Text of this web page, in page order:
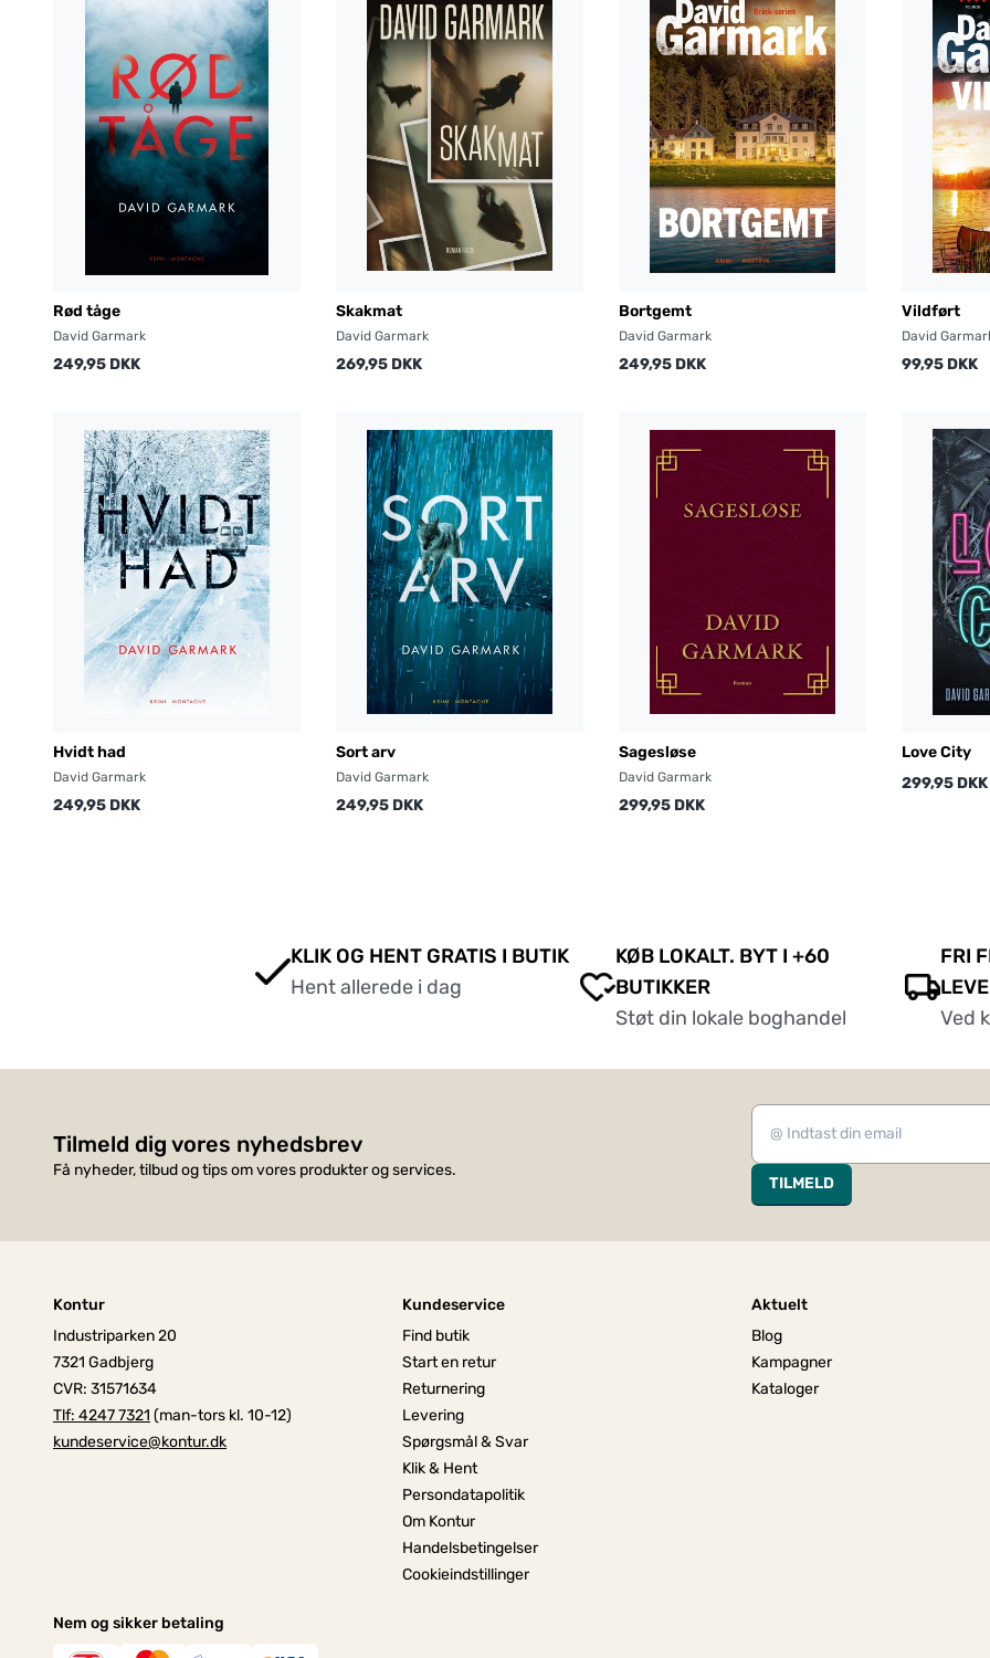
Rød tåge
David Garmark
249,95 DKK
Skakmat
David Garmark
269,95 DKK
Bortgemt
David Garmark
249,95 DKK
Vildført
David
99,95 DKK
Hvidt had
David Garmark
249,95 DKK
Sort arv
David Garmark
249,95 DKK
Sagesløse
David Garmark
299,95 DKK
Love City
299,95 DKK
KLIK OG HENT GRATIS I BUTIK
Hent allerede i dag
KØB LOKALT. BYT I +60
BUTIKKER
Støt din lokale boghandel
FRI
Ved
Tilmeld dig vores nyhedsbrev
Få nyheder, tilbud og tips om vores produkter og services.
TILMELD
Kontur
Industriparken 20
7321 Gadbjerg
CVR: 31571634
Tlf: 4247 7321 (man-tors kl. 10-12)
kundeservice@kontur.dk
Kundeservice
Find butik
Start en retur
Returnering
Levering
Spørgsmål & Svar
Klik & Hent
Persondatapolitik
Om Kontur
Handelsbetingelser
Cookieindstillinger
Aktuelt
Blog
Kampagner
Kataloger
Nem og sikker betaling